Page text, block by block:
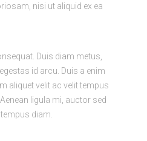
nisi ut aliquid ex ea
Duis diam metus,
id arcu. Duis a enim
aliquet velit ac velit tempus
ligula mi, auctor sed
diam.